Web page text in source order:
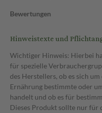
Bewertungen
Hinweistexte und
Wichtiger Hinweis: Hierbei
für spezielle
des Herstellers, ob es sich
Ernährung bestimmte oder
handelt und ob es für
Dieses Produkt sollte nur für